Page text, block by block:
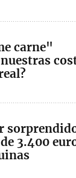
carne"
3.400